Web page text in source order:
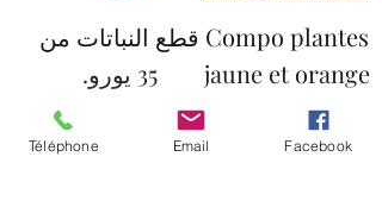
Compo plantes
jaune et orange
السعر‏39.50 €
قطع النباتات من
35 يورو.
Téléphone Email Facebook